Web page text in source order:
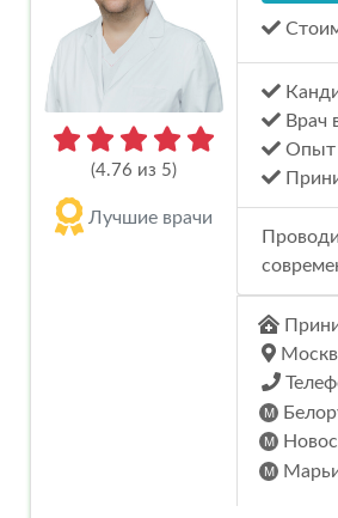
(4.76 из 5)
Лучшие врачи
Врач
Опыт